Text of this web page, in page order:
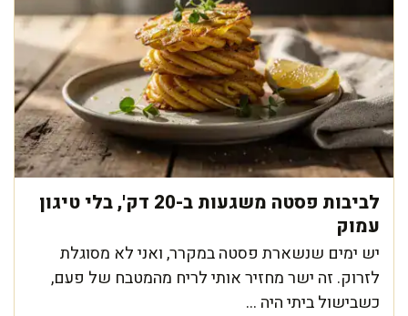
לביבות פסטה משגעות ב-20 דק', בלי טיגון
עמוק
יש ימים שנשארת פסטה במקרר, ואני לא מסוגלת
לזרוק. זה ישר מחזיר אותי לריח מהמטבח של פעם,
כשבישול ביתי היה ...